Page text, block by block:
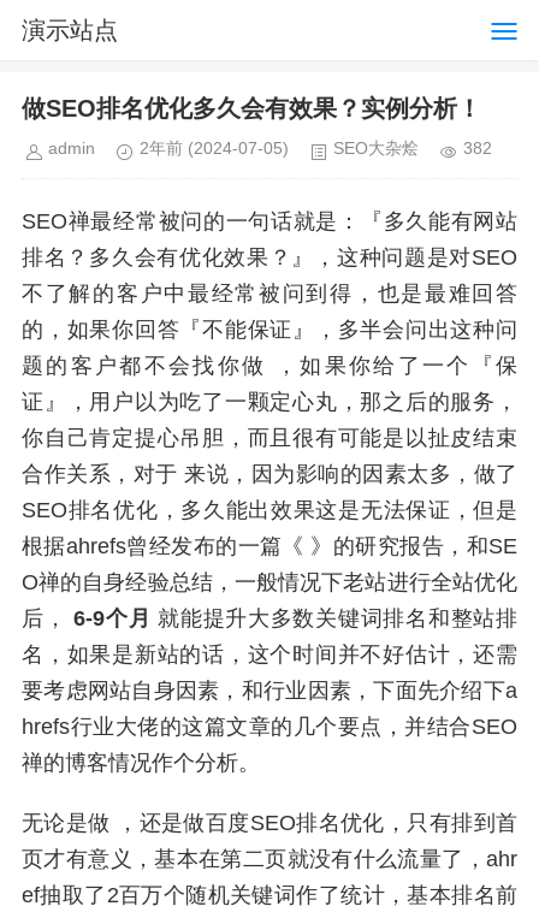
演示站点
做SEO排名优化多久会有效果？实例分析！
admin 2年前 (2024-07-05) SEO大杂烩 382
SEO禅最经常被问的一句话就是：『多久能有网站
排名？多久会有优化效果？』，这种问题是对SEO
不了解的客户中最经常被问到得，也是最难回答
的，如果你回答『不能保证』，多半会问出这种问
题的客户都不会找你做 ，如果你给了一个『保
证』，用户以为吃了一颗定心丸，那之后的服务，
你自己肯定提心吊胆，而且很有可能是以扯皮结束
合作关系，对于 来说，因为影响的因素太多，做了
SEO排名优化，多久能出效果这是无法保证，但是
根据ahrefs曾经发布的一篇《 》的研究报告，和SE
O禅的自身经验总结，一般情况下老站进行全站优化
后，6-9个月就能提升大多数关键词排名和整站排
名，如果是新站的话，这个时间并不好估计，还需
要考虑网站自身因素，和行业因素，下面先介绍下a
hrefs行业大佬的这篇文章的几个要点，并结合SEO
禅的博客情况作个分析。
无论是做 ，还是做百度SEO排名优化，只有排到首
页才有意义，基本在第二页就没有什么流量了，ahr
ef抽取了2百万个随机关键词作了统计，基本排名前